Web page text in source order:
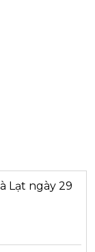
Lạt ngày 29